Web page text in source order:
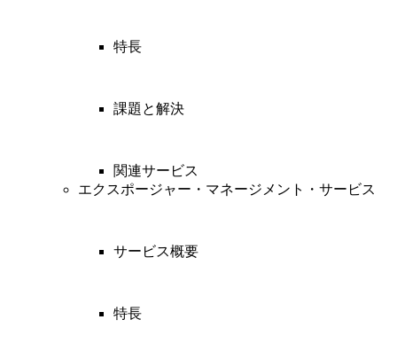
特長
課題と解決
関連サービス
エクスポージャー・マネージメント・サービス
サービス概要
特長